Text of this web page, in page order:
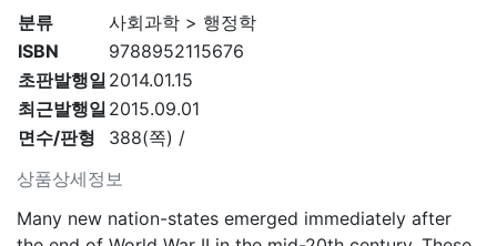
상품상세정보
분류
사회과학 > 행정학
ISBN
9788952115676
초판발행일 2014.01.15
최근발행일 2015.09.01
면수/판형
388(쪽) /
Many new nation-states emerged immediately after